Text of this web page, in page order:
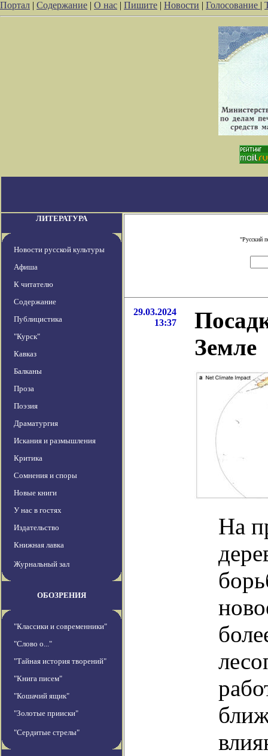
Портал | Содержание | О нас | Пишите | Новости | Голосование |
ЛИТЕРАТУРА
Новости русской культуры
Афиша
К читателю
Содержание
Публицистика
"Курск"
Кавказ
Балканы
Проза
Поэзия
Драматургия
Искания и размышления
Критика
Сомнения и споры
Новые книги
У нас в гостях
Издательство
Книжная лавка
Журнальный зал
ОБОЗРЕНИЯ
"Классики и современники"
"Слово о..."
"Тайная история творений"
"Книга писем"
"Кошачий ящик"
"Золотые прииски"
"Сердитые стрелы"
"Русский
29.03.2024
13:37
Земле
На